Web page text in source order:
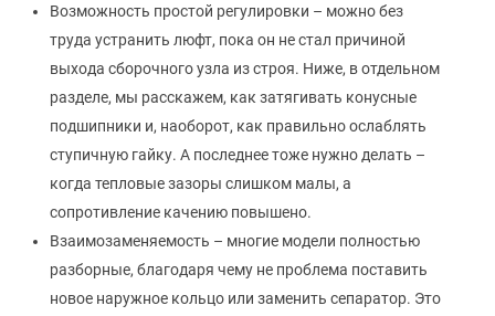
Возможность простой регулировки – можно без
труда устранить люфт, пока он не стал причиной
выхода сборочного узла из строя. Ниже, в отдельном
разделе, мы расскажем, как затягивать конусные
подшипники и, наоборот, как правильно ослаблять
ступичную гайку. А последнее тоже нужно делать –
когда тепловые зазоры слишком малы, а
сопротивление качению повышено.
Взаимозаменяемость – многие модели полностью
разборные, благодаря чему не проблема поставить
новое наружное кольцо или заменить сепаратор. Это